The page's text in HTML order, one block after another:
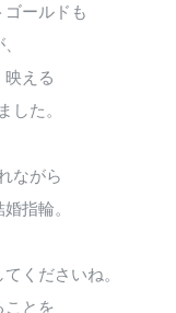
ールドも
える
した。
ながら
指輪。
くださいね。
ことを